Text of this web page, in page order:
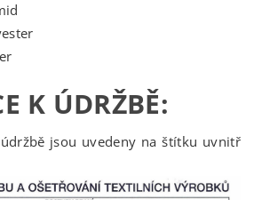
K ÚDRŽBĚ:
jsou uvedeny na štítku uvnitř